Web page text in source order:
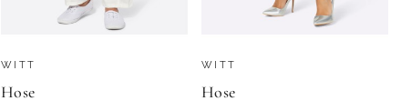
WITT
Hose
WITT
Hose